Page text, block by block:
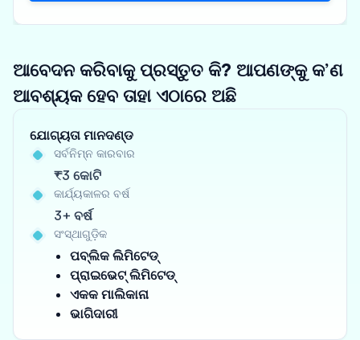
ଆବେଦନ କରିବାକୁ ପ୍ରସ୍ତୁତ କି? ଆପଣଙ୍କୁ କ’ଣ
ଆବଶ୍ୟକ ହେବ ତାହା ଏଠାରେ ଅଛି
ଯୋଗ୍ୟତା ମାନଦଣ୍ଡ
ସର୍ବନିମ୍ନ କାରବାର
₹3 କୋଟି
କାର୍ଯ୍ୟକାଳର ବର୍ଷ
3+ ବର୍ଷ
ସଂସ୍ଥାଗୁଡ଼ିକ
ପବ୍ଲିକ ଲିମିଟେଡ୍
ପ୍ରାଇଭେଟ୍ ଲିମିଟେଡ୍
ଏକକ ମାଲିକାନା
ଭାଗିଦାରୀ